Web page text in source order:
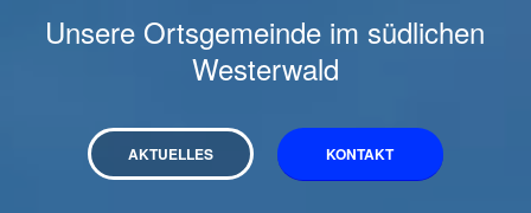
Unsere Ortsgemeinde im südlichen
Westerwald
AKTUELLES KONTAKT